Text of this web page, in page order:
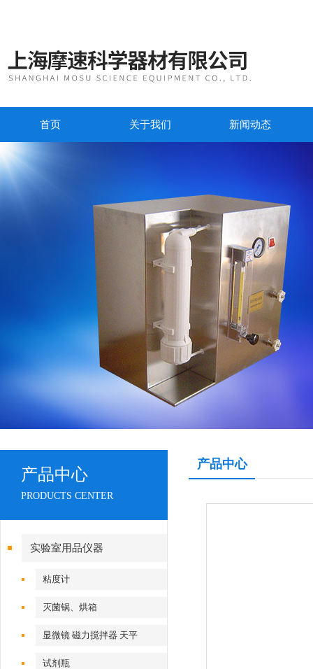
首页 关于我们 新闻动态
产品中心
PRODUCTS CENTER
实验室用品仪器
粘度计
灭菌锅、烘箱
显微镜 磁力搅拌器 天平
试剂瓶
产品中心